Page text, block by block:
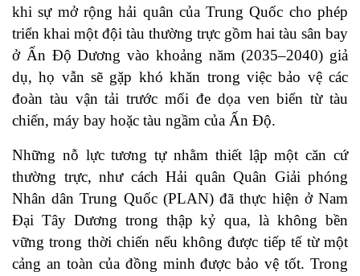
khi sự mở rộng hải quân của Trung Quốc cho phép
triển khai một đội tàu thường trực gồm hai tàu sân bay
ở Ấn Độ Dương vào khoảng năm (2035–2040) giả
dụ, họ vẫn sẽ gặp khó khăn trong việc bảo vệ các
đoàn tàu vận tải trước mối đe dọa ven biển từ tàu
chiến, máy bay hoặc tàu ngầm của Ấn Độ.
Những nỗ lực tương tự nhằm thiết lập một căn cứ
thường trực, như cách Hải quân Quân Giải phóng
Nhân dân Trung Quốc (PLAN) đã thực hiện ở Nam
Đại Tây Dương trong thập kỷ qua, là không bền
vững trong thời chiến nếu không được tiếp tế từ một
cảng an toàn của đồng minh được bảo vệ tốt. Trong